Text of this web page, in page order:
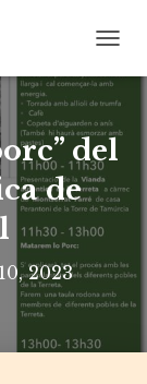
A
V
I
A
A
V
E
G
del
de
2023